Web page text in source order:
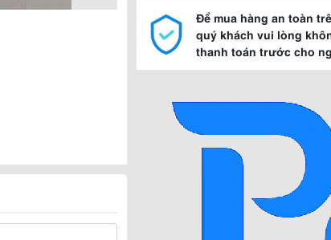
Để mua hàng an toàn
quý khách vui lòng
thanh toán trước cho